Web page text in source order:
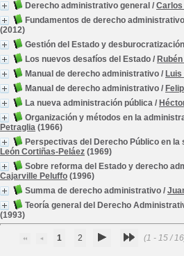
Derecho administrativo general / Carlos
Fundamentos de derecho
(2012)
Gestión del Estado y desburocratización
Los nuevos desafíos del Estado /
Manual de derecho administrativo /
Manual de derecho administrativo /
La nueva administración pública /
Organización y métodos en la
Petraglia (1966)
Perspectivas del Derecho Público en la
León Cortiñas-Peláez (1969)
Sobre reforma del Estado y derecho
Cajarville Peluffo (1996)
Summa de derecho administrativo /
Teoría general del Derecho
(1993)
1 2 (1 - 15 /